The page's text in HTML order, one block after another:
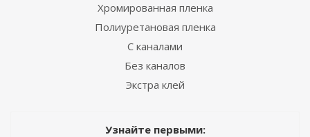
Хромированная пленка
Полиуретановая пленка
С каналами
Без каналов
Экстра клей
Узнайте первыми: